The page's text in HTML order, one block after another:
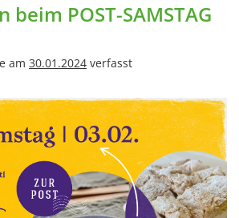
POST-SAMSTAG
am 30.01.2024 verfasst